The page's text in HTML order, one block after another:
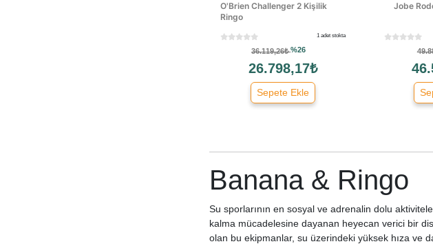
O'Brien Challenger 2 Kişilik
Ringo
1 adet stokta
36.119,26₺%26
26.798,17₺
Sepete Ekle
Jobe
Banana & Ringo
Su sporlarının en sosyal ve adrenalin dolu
kalma mücadelesine dayanan heyecan verici bir
olan bu ekipmanlar, su üzerindeki yüksek hıza ve